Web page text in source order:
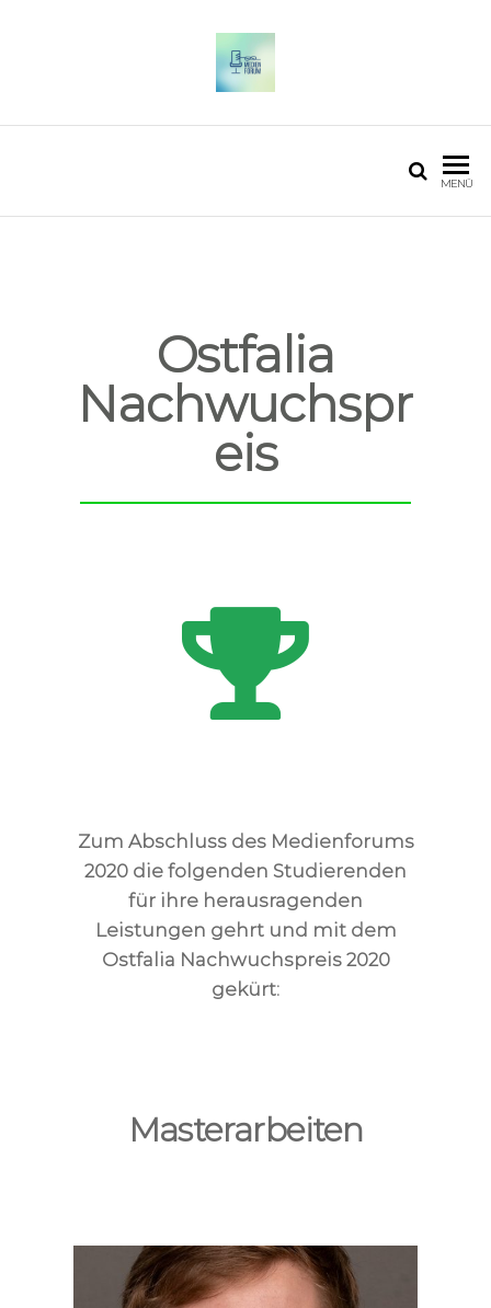
MENÜ
Ostfalia
Nachwuchspr
eis
Zum Abschluss des Medienforums
2020 die folgenden Studierenden
für ihre herausragenden
Leistungen gehrt und mit dem
Ostfalia Nachwuchspreis 2020
gekürt:
Masterarbeiten